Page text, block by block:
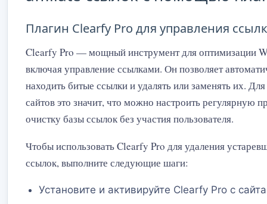
Плагин Clearfy Pro для управления
Clearfy Pro — мощный инструмент для оптимизации
включая управление ссылками. Он позволяет
находить битые ссылки и удалять или заменять их.
сайтов это значит, что можно настроить регулярную
очистку базы ссылок без участия пользователя.
Чтобы использовать Clearfy Pro для удаления
ссылок, выполните следующие шаги:
Установите и активируйте Clearfy Pro с